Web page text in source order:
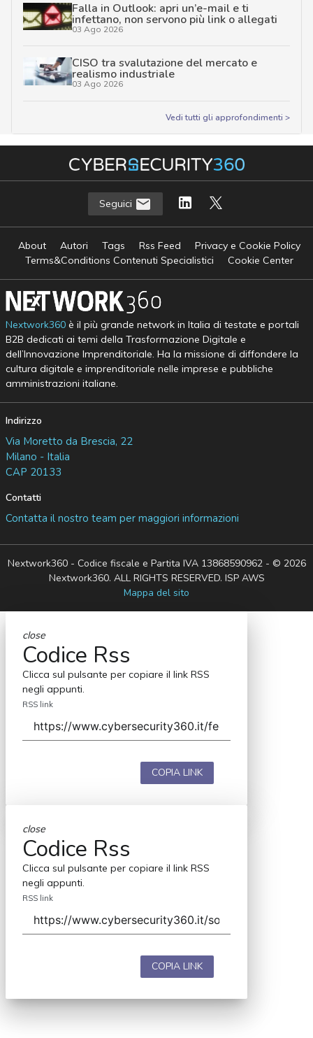
Falla in Outlook: apri un’e-mail e ti
infettano, non servono più link o allegati
03 Ago 2026
CISO tra svalutazione del mercato e
realismo industriale
03 Ago 2026
Vedi tutti gli approfondimenti >
Seguici
About Autori Tags Rss Feed
Privacy e Cookie Policy
Terms&Conditions Contenuti Specialistici
Cookie Center
Nextwork360è il più grande network in Italia di testate e portali
B2B dedicati ai temi della Trasformazione Digitale e
dell’Innovazione Imprenditoriale. Ha la missione di diffondere la
cultura digitale e imprenditoriale nelle imprese e pubbliche
amministrazioni italiane.
Indirizzo
Via Moretto da Brescia, 22
Milano - Italia
CAP 20133
Contatti
Contatta il nostro team per maggiori informazioni
Nextwork360 - Codice fiscale e Partita IVA 13868590962 - © 2026
Nextwork360. ALL RIGHTS RESERVED. ISP AWS
Mappa del sito
close
Codice Rss
Clicca sul pulsante per copiare il link RSS
negli appunti.
RSS link
COPIA LINK
close
Codice Rss
Clicca sul pulsante per copiare il link RSS
negli appunti.
RSS link
COPIA LINK